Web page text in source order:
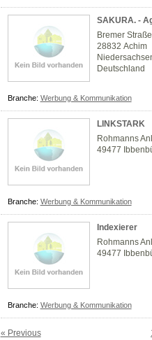
SAKURA. -
Bremer
28832 Achim
Deutschland
Branche: Werbung & Kommunikation
LINKSTARK
Rohmanns
49477
Branche: Werbung & Kommunikation
Indexierer
Rohmanns
49477
Branche: Werbung & Kommunikation
« Previous